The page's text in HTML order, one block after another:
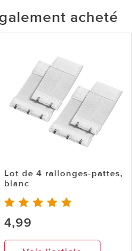
acheté
Lot de 4 rallonges-pattes,
blanc
4,99